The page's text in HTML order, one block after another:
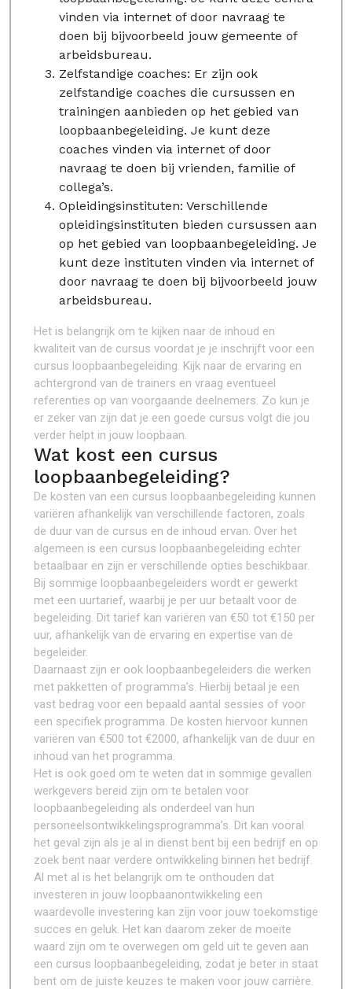
vinden via internet of door navraag te
doen bij bijvoorbeeld jouw gemeente of
arbeidsbureau.
Zelfstandige coaches: Er zijn ook
zelfstandige coaches die cursussen en
trainingen aanbieden op het gebied van
loopbaanbegeleiding. Je kunt deze
coaches vinden via internet of door
navraag te doen bij vrienden, familie of
collega’s.
Opleidingsinstituten: Verschillende
opleidingsinstituten bieden cursussen aan
op het gebied van loopbaanbegeleiding. Je
kunt deze instituten vinden via internet of
door navraag te doen bij bijvoorbeeld jouw
arbeidsbureau.
Het is belangrijk om te kijken naar de inhoud en
kwaliteit van de cursus voordat je je inschrijft voor een
cursus loopbaanbegeleiding. Kijk naar de ervaring en
achtergrond van de trainers en vraag eventueel
referenties op van voorgaande deelnemers. Zo kun je
er zeker van zijn dat je een goede cursus volgt die jou
verder helpt in jouw loopbaan.
Wat kost een cursus
loopbaanbegeleiding?
De kosten van een cursus loopbaanbegeleiding kunnen
variëren afhankelijk van verschillende factoren, zoals
de duur van de cursus en de inhoud ervan. Over het
algemeen is een cursus loopbaanbegeleiding echter
betaalbaar en zijn er verschillende opties beschikbaar.
Bij sommige loopbaanbegeleiders wordt er gewerkt
met een uurtarief, waarbij je per uur betaalt voor de
begeleiding. Dit tarief kan variëren van €50 tot €150 per
uur, afhankelijk van de ervaring en expertise van de
begeleider.
Daarnaast zijn er ook loopbaanbegeleiders die werken
met pakketten of programma’s. Hierbij betaal je een
vast bedrag voor een bepaald aantal sessies of voor
een specifiek programma. De kosten hiervoor kunnen
variëren van €500 tot €2000, afhankelijk van de duur en
inhoud van het programma.
Het is ook goed om te weten dat in sommige gevallen
werkgevers bereid zijn om te betalen voor
loopbaanbegeleiding als onderdeel van hun
personeelsontwikkelingsprogramma’s. Dit kan vooral
het geval zijn als je al in dienst bent bij een bedrijf en op
zoek bent naar verdere ontwikkeling binnen het bedrijf.
Al met al is het belangrijk om te onthouden dat
investeren in jouw loopbaanontwikkeling een
waardevolle investering kan zijn voor jouw toekomstige
succes en geluk. Het kan daarom zeker de moeite
waard zijn om te overwegen om geld uit te geven aan
een cursus loopbaanbegeleiding, zodat je beter in staat
bent om de juiste keuzes te maken voor jouw carrière.